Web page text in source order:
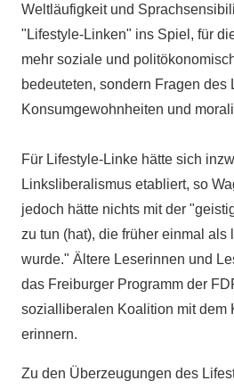
Weltläufigkeit und
"Lifestyle-Linken" ins Spiel, für
mehr soziale und
bedeuteten, sondern Fragen des
Konsumgewohnheiten und
Für Lifestyle-Linke hätte sich
Linksliberalismus etabliert, so
jedoch hätte nichts mit der
zu tun (hat), die früher einmal
wurde." Ältere Leserinnen und
das Freiburger Programm der
sozialliberalen Koalition mit dem
erinnern.
Zu den Überzeugungen des